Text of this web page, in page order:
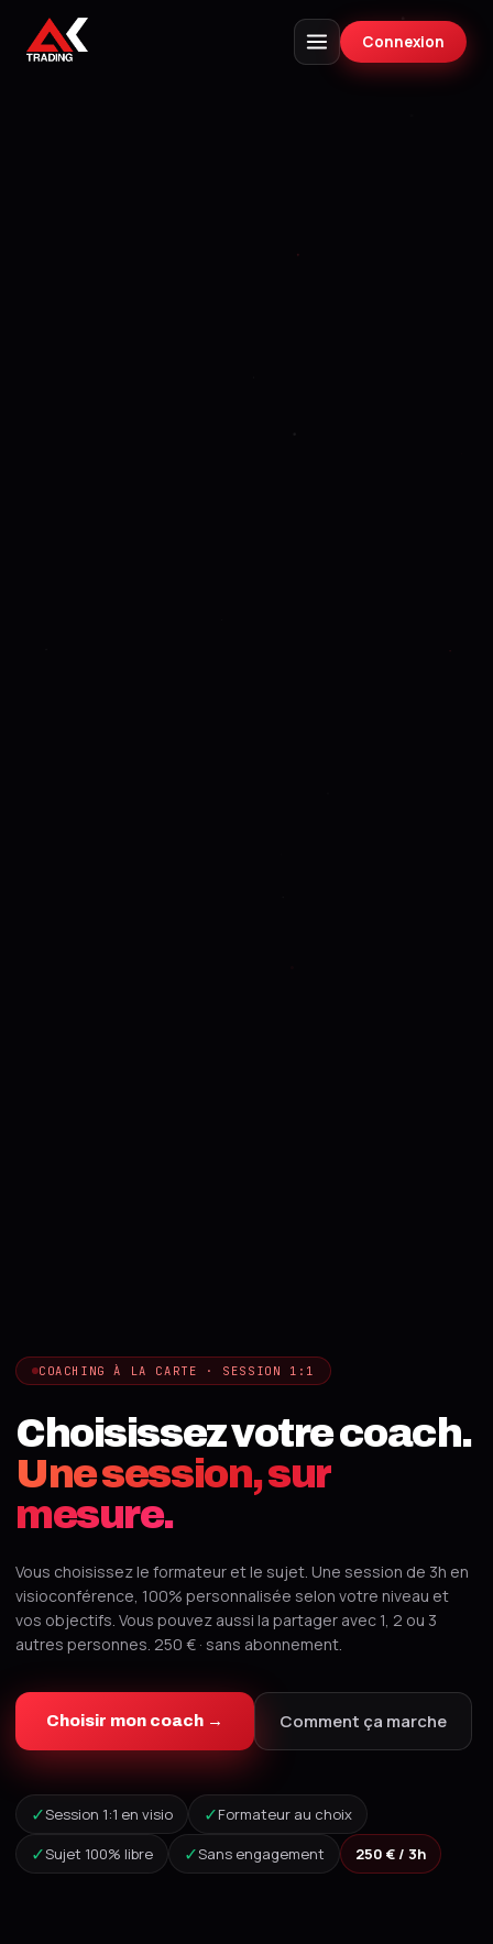
Connexion
COACHING À LA CARTE · SESSION 1:1
Choisissez votre coach.
Une session, sur
mesure.
Vous choisissez le formateur et le sujet. Une session de 3h en
visioconférence, 100% personnalisée selon votre niveau et
vos objectifs. Vous pouvez aussi la partager avec 1, 2 ou 3
autres personnes. 250 € · sans abonnement.
Choisir mon coach → Comment ça marche
✓Session 1:1 en visio ✓Formateur au choix
✓Sujet 100% libre ✓Sans engagement 250 € / 3h